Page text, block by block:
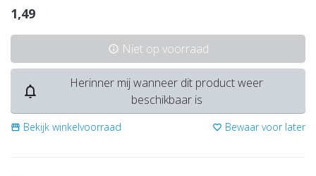
1,49
info Niet op voorraad
notifications_none
Herinner mij wanneer dit product weer
beschikbaar is
storefront Bekijk winkelvoorraad favorite_border Bewaar voor later